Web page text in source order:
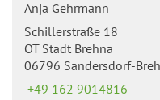
Anja Gehrmann
Schillerstraße 18
OT Stadt Brehna
06796 Sandersdorf-
+49 162 9014816